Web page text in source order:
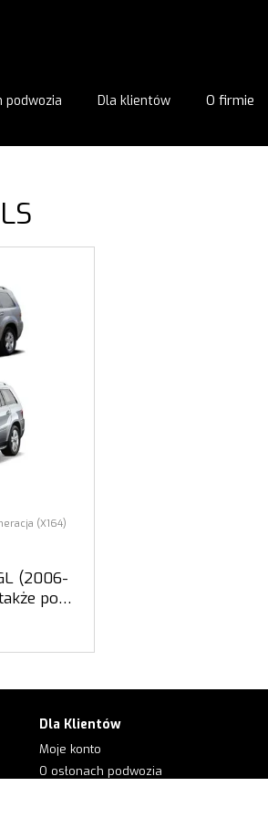
podwozia Dla klientów O firmie
(X164)
(2006-
po
Dla Klientów
Moje konto
O osłonach podwozia